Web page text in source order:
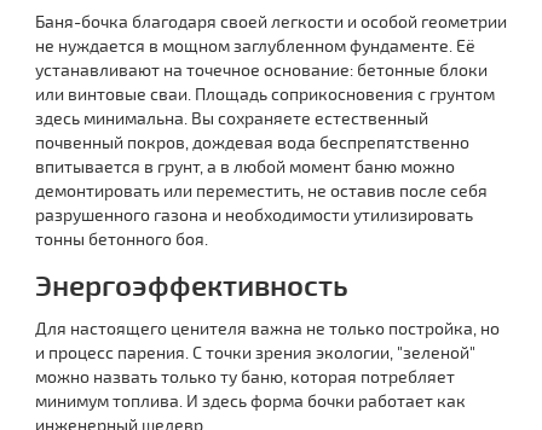
Баня-бочка благодаря своей легкости и особой геометрии
не нуждается в мощном заглубленном фундаменте. Её
устанавливают на точечное основание: бетонные блоки
или винтовые сваи. Площадь соприкосновения с грунтом
здесь минимальна. Вы сохраняете естественный
почвенный покров, дождевая вода беспрепятственно
впитывается в грунт, а в любой момент баню можно
демонтировать или переместить, не оставив после себя
разрушенного газона и необходимости утилизировать
тонны бетонного боя.
Энергоэффективность
Для настоящего ценителя важна не только постройка, но
и процесс парения. С точки зрения экологии, "зеленой"
можно назвать только ту баню, которая потребляет
минимум топлива. И здесь форма бочки работает как
инженерный шедевр.